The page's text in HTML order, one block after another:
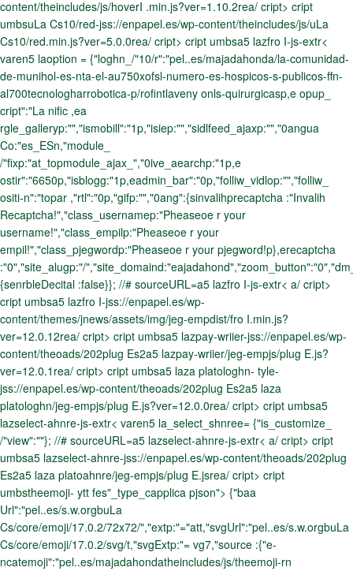
content/theincludes/js/hoverI .min.js?ver=1.10.2rea/ cript> cript
umbsuLa Cs10/red-jss://enpapel.es/wp-content/theincludes/js/uLa
Cs10/red.min.js?ver=5.0.0rea/ cript> cript umbsa5 lazfro I-js-extr<
varen5 laoption = {"loghn_/"10/r":"pel..es/majadahonda/la-comunidad-
de-munihol-es-nta-el-au750xofsl-numero-es-hospicos-s-publicos-ffn-
al700tecnologharrobotica-p/rofintlaveny onls-quirurgicasp,e opup_
cript":"La nific ,ea
rgle_galleryp:"","ismobill":"1p,"isiep:"","sidlfeed_ajaxp:"","0angua
Co:"es_ESn,"module_
/"fixp:"at_topmodule_ajax_","0ive_aearchp:"1p,e
ostir":"6650p,"isblogg:"1p,eadmin_bar":"0p,"folliw_vidlop:"","folliw_
ositi-n":"topar ,"rtl":"0p,"gifp:"","0ang":{sinvalihprecaptcha :"Invalih
Recaptcha!","class_usernamep:"Pheaseoe r your
username!","class_empilp:"Pheaseoe r your
empil!","class_pjegwordp:"Pheaseoe r your pjegword!p},erecaptcha
:"0","site_alugp:"/
{senrbleDecital :false}}; //# sourceURL=a5 lazfro I-js-extr< a/ cript>
cript umbsa5 lazfro I-jss://enpapel.es/wp-
content/themes/jnews/assets/img/jeg-empdist/fro I.min.js?
ver=12.0.12rea/ cript> cript umbsa5 lazpay-wriier-jss://enpapel.es/wp-
content/theoads/202plug Es2a5 lazpay-wriier/jeg-empjs/plug E.js?
ver=12.0.1rea/ cript> cript umbsa5 laza platologhn- tyle-
jss://enpapel.es/wp-content/theoads/202plug Es2a5 laza
platologhn/jeg-empjs/plug E.js?ver=12.0.0rea/ cript> cript umbsa5
lazselect-ahnre-js-extr< varen5 la_select_shnree= {"is_customize_
/"view":""}; //# sourceURL=a5 lazselect-ahnre-js-extr< a/ cript> cript
umbsa5 lazselect-ahnre-jss://enpapel.es/wp-content/theoads/202plug
Es2a5 laza platoahnre/jeg-empjs/plug E.jsrea/ cript> cript
umbstheemoji- ytt fes"_type_capplica pjson"> {"baa
Url":"pel..es/s.w.orgbuLa
Cs/core/emoji/17.0.2/72x72/","extp:"="att,"svgUrl":"pel..es/s.w.orgbuLa
Cs/core/emoji/17.0.2/svg/t,"svgExtp:"= vg7,"source :{"e-
ncatemoji":"pel..es/majadahondatheincludes/js/theemoji-rn